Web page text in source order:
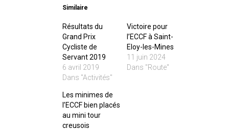
Similaire
Résultats du
Grand Prix
Cycliste de
Servant 2019
6 avril 2019
Dans "Activités"
Victoire pour
l’ECCF à Saint-
Eloy-les-Mines
11 juin 2024
Dans "Route"
Les minimes de
l’ECCF bien placés
au mini tour
creusois